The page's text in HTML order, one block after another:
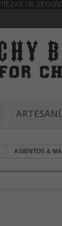
ASIENTOS &